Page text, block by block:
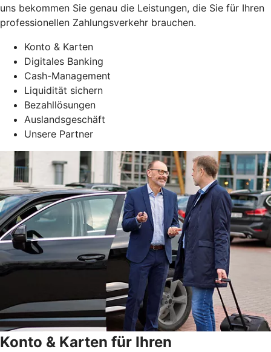
uns bekommen Sie genau die Leistungen, die Sie für Ihren
professionellen Zahlungsverkehr brauchen.
Konto & Karten
Digitales Banking
Cash-Management
Liquidität sichern
Bezahllösungen
Auslandsgeschäft
Unsere Partner
Konto & Karten für Ihren